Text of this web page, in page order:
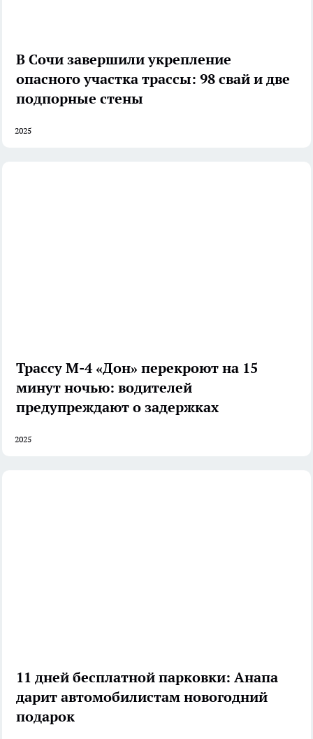
В Сочи завершили укрепление
опасного участка трассы: 98 свай и две
подпорные стены
2025
Трассу М-4 «Дон» перекроют на 15
минут ночью: водителей
предупреждают о задержках
2025
11 дней бесплатной парковки: Анапа
дарит автомобилистам новогодний
подарок